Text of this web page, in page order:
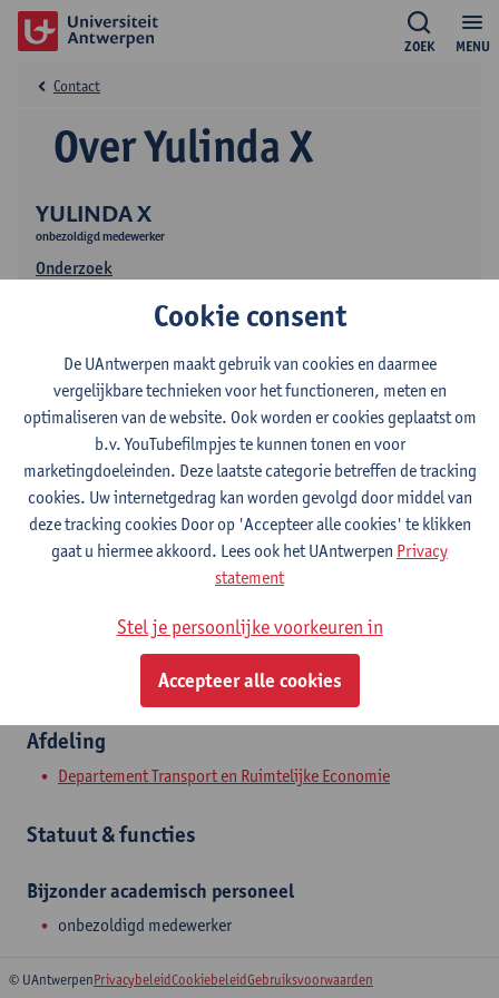
MENU
ZOEK
YULINDA X
onbezoldigd medewerker
Onderzoek
Over Yulinda X
Contact
Contact
Stadscampus
Toon e-mailadres
2000 Antwerpen, BEL
Afdeling
Departement Transport en Ruimtelijke Economie
Statuut & functies
Bijzonder academisch personeel
onbezoldigd medewerker
© UAntwerpenPrivacybeleidCookiebeleidGebruiksvoorwaarden
Cookie consent
De UAntwerpen maakt gebruik van cookies en daarmee
vergelijkbare technieken voor het functioneren, meten en
optimaliseren van de website. Ook worden er cookies geplaatst om
b.v. YouTubefilmpjes te kunnen tonen en voor
marketingdoeleinden. Deze laatste categorie betreffen de tracking
cookies. Uw internetgedrag kan worden gevolgd door middel van
deze tracking cookies Door op 'Accepteer alle cookies' te klikken
gaat u hiermee akkoord. Lees ook het UAntwerpen Privacy
statement
Stel je persoonlijke voorkeuren in
Accepteer alle cookies